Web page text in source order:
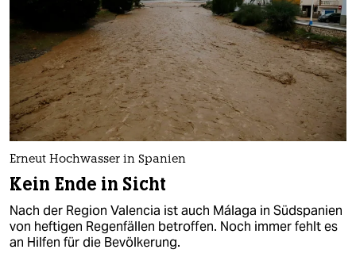
Erneut Hochwasser in Spanien
Kein Ende in Sicht
Nach der Region Valencia ist auch Málaga in Südspanien
von heftigen Regenfällen betroffen. Noch immer fehlt es
an Hilfen für die Bevölkerung.